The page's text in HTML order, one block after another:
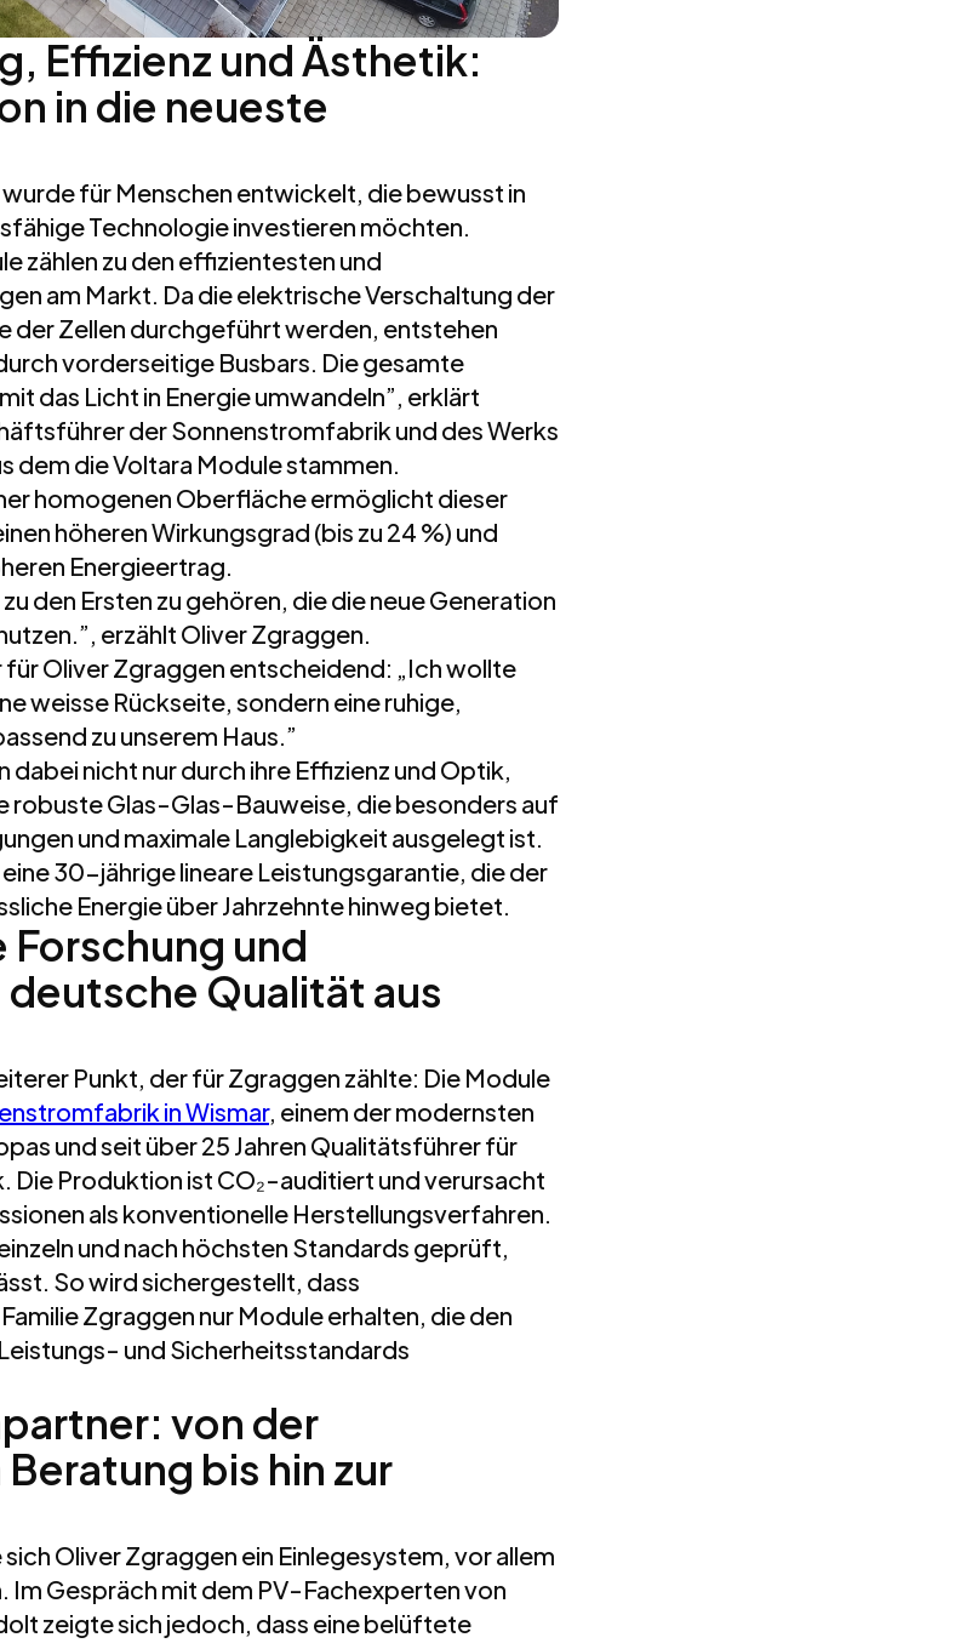
Effizienz und Ästhetik:
in die neueste
für Menschen entwickelt, die bewusst in
Technologie investieren möchten.
zählen zu den effizientesten und
am Markt. Da die elektrische Verschaltung der
der Zellen durchgeführt werden, entstehen
vorderseitige Busbars. Die gesamte
das Licht in Energie umwandeln”, erklärt
der Sonnenstromfabrik und des Werks
dem die Voltara Module stammen.
homogenen Oberfläche ermöglicht dieser
höheren Wirkungsgrad (bis zu 24 %) und
Energieertrag.
den Ersten zu gehören, die die neue Generation
erzählt Oliver Zgraggen.
für Oliver Zgraggen entscheidend: „Ich wollte
weisse Rückseite, sondern eine ruhige,
zu unserem Haus.”
dabei nicht nur durch ihre Effizienz und Optik,
robuste Glas-Glas-Bauweise, die besonders auf
und maximale Langlebigkeit ausgelegt ist.
30-jährige lineare Leistungsgarantie, die der
Energie über Jahrzehnte hinweg bietet.
Forschung und
Qualität aus
Punkt, der für Zgraggen zählte: Die Module
in Wismar, einem der modernsten
und seit über 25 Jahren Qualitätsführer für
Produktion ist CO₂-auditiert und verursacht
als konventionelle Herstellungsverfahren.
und nach höchsten Standards geprüft,
So wird sichergestellt, dass
Zgraggen nur Module erhalten, die den
und Sicherheitsstandards
von der
bis hin zur
Oliver Zgraggen ein Einlegesystem, vor allem
Im Gespräch mit dem PV-Fachexperten von
zeigte sich jedoch, dass eine belüftete